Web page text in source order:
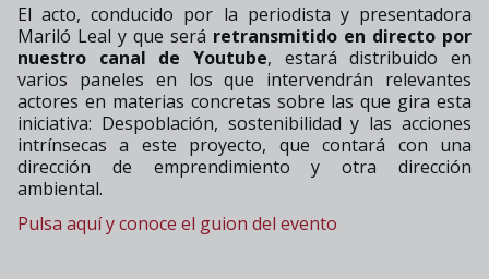
El acto, conducido por la periodista y presentadora
Mariló Leal y que será retransmitido en directo por
nuestro canal de Youtube, estará distribuido en
varios paneles en los que intervendrán relevantes
actores en materias concretas sobre las que gira esta
iniciativa: Despoblación, sostenibilidad y las acciones
intrínsecas a este proyecto, que contará con una
dirección de emprendimiento y otra dirección
ambiental.
Pulsa aquí y conoce el guion del evento